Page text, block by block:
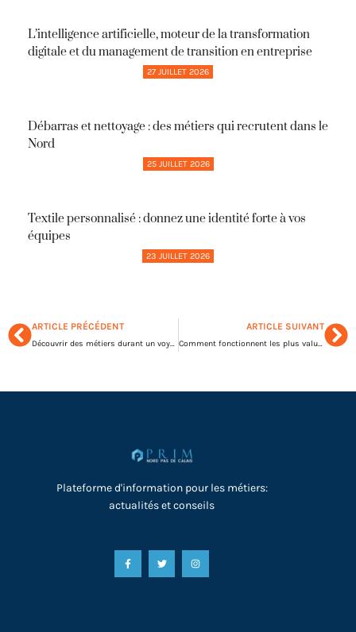
L’intelligence artificielle, moteur de la transformation
digitale et du management de transition en entreprise
27 JUILLET 2026
Débarras et nettoyage : des métiers qui recrutent dans le
Nord
25 JUILLET 2026
Textile personnalisé : donnez une identité forte à vos
équipes
23 JUILLET 2026
ARTICLE PRÉCÉDENT
Découvrir des métiers durant un voyage scolaire à Cracovie
ARTICLE SUIVANT
Comment fonctionnent les plus values et moins values ?
Plateforme d'information pour les métiers:
actualités et conseils